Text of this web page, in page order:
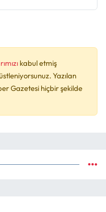
kabul etmiş
Yazılan
Gazetesi hiçbir şekilde